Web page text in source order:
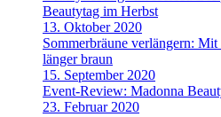
Beautytag im Herbst
13. Oktober 2020
Sommerbräune verlängern:
länger braun
15. September 2020
Event-Review: Madonna
23. Februar 2020